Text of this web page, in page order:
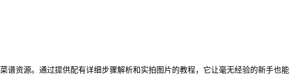
资源。通过提供配有详细步骤解析和实拍图片的教程，它让毫无经验的新手也能